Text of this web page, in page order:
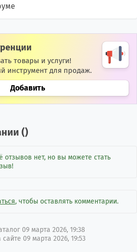
товары и услуги!
инструмент для продаж.
Добавить
()
нет, но вы можете стать
, чтобы оставлять комментарии.
09 марта 2026, 19:38
09 марта 2026, 19:53